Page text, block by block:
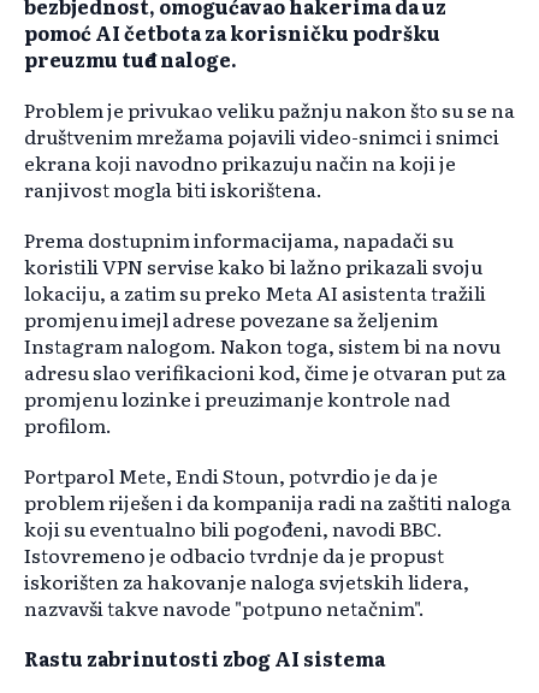
bezbjednost, omogućavao hakerima da uz
pomoć AI četbota za korisničku podršku
preuzmu tuđe naloge.
Problem je privukao veliku pažnju nakon što su se na
društvenim mrežama pojavili video-snimci i snimci
ekrana koji navodno prikazuju način na koji je
ranjivost mogla biti iskorištena.
Prema dostupnim informacijama, napadači su
koristili VPN servise kako bi lažno prikazali svoju
lokaciju, a zatim su preko Meta AI asistenta tražili
promjenu imejl adrese povezane sa željenim
Instagram nalogom. Nakon toga, sistem bi na novu
adresu slao verifikacioni kod, čime je otvaran put za
promjenu lozinke i preuzimanje kontrole nad
profilom.
Portparol Mete, Endi Stoun, potvrdio je da je
problem riješen i da kompanija radi na zaštiti naloga
koji su eventualno bili pogođeni, navodi BBC.
Istovremeno je odbacio tvrdnje da je propust
iskorišten za hakovanje naloga svjetskih lidera,
nazvavši takve navode "potpuno netačnim".
Rastu zabrinutosti zbog AI sistema